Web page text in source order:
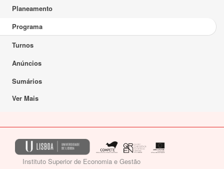
Planeamento
Programa
Turnos
Anúncios
Sumários
Ver Mais
Instituto Superior de Economia e Gestão